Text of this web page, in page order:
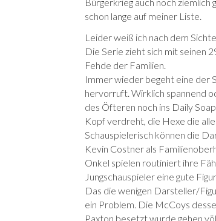
schon lange auf meiner Liste.
Leider weiß ich nach dem
Die Serie zieht sich mit seinen
Fehde der Familien.
Immer wieder begeht eine der
hervorruft. Wirklich spannend
des Öfteren noch ins Daily
Kopf verdreht, die Hexe die
Schauspielerisch können die
Kevin Costner als
Onkel spielen routiniert ihre
Jungschauspieler eine gute
Das die wenigen Darsteller/
ein Problem. Die McCoys
Paxton besetzt wurde gehen